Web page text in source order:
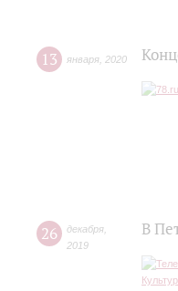
13 января 2020
26 декабря
2019
В